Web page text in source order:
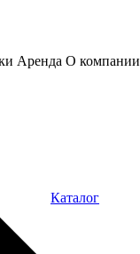
Аренда О компании
Каталог